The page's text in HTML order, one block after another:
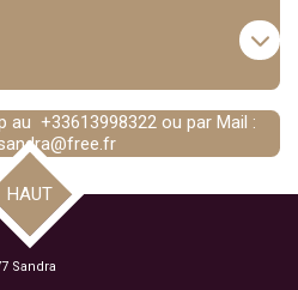
au +33613998322 ou par Mail :
HAUT
Sandra